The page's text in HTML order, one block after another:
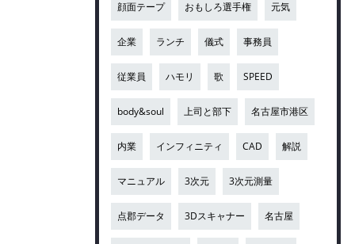
顔面テープ おもしろ選手権 元気
企業 ランチ 儀式 事務員
従業員 ハモリ 歌 SPEED
body&soul 上司と部下 名古屋市港区
内業 インフィニティ CAD 解説
マニュアル 3次元 3次元測量
点郡データ 3Dスキャナー 名古屋